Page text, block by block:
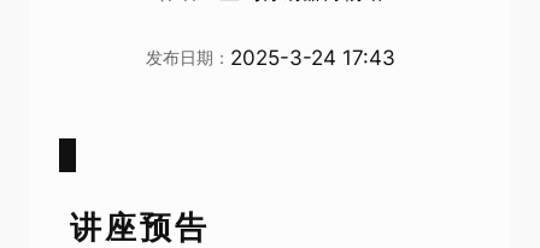
发布日期： 2025-3-24 17:43
讲座预告